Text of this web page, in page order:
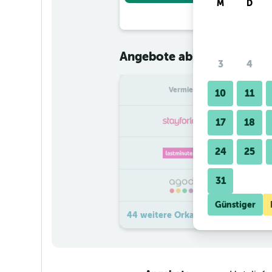
Angebote ab€ 42
Vermieter
44 weitere Orka Royal Hotel &
M D
3 4
10 11
17 18
24 25
31
Günstiger